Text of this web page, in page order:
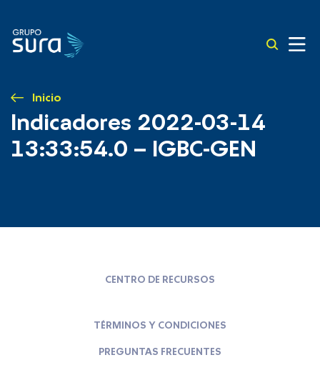
Inicio
Indicadores 2022-03-14
13:33:54.0 – IGBC-GEN
CENTRO DE RECURSOS
TÉRMINOS Y CONDICIONES
PREGUNTAS FRECUENTES